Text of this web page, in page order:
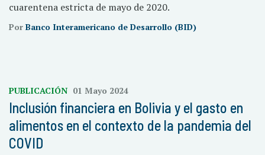
cuarentena estricta de mayo de 2020.
Por Banco Interamericano de Desarrollo (BID)
PUBLICACIÓN 01 Mayo 2024
Inclusión financiera en Bolivia y el gasto en
alimentos en el contexto de la pandemia del
COVID